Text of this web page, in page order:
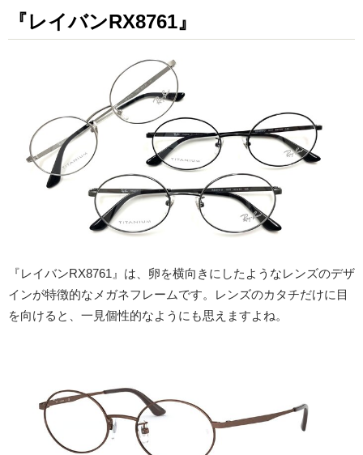
『レイバンRX8761』
『レイバンRX8761』は、卵を横向きにしたようなレンズのデザ
インが特徴的なメガネフレームです。レンズのカタチだけに目
を向けると、一見個性的なようにも思えますよね。